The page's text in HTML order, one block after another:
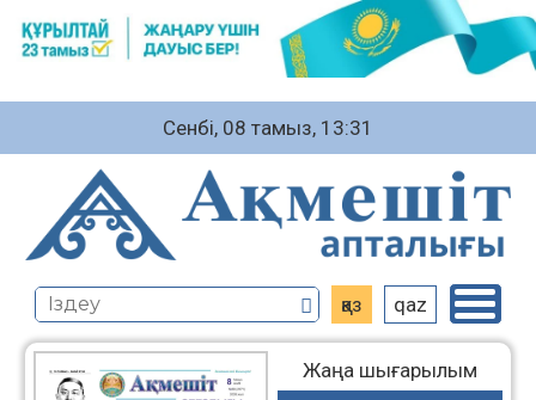
Сенбі, 08 тамыз, 13:31
қаз qaz
Жаңа шығарылым